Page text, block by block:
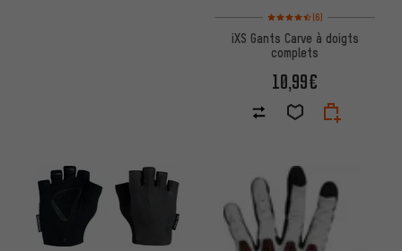
Note moyenne : 4,5 sur 5
(6)
iXS Gants Carve à doigts
complets
10,99€